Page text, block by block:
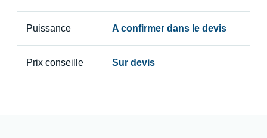
Puissance A confirmer dans le devis
Prix conseille Sur devis